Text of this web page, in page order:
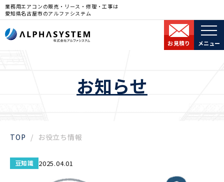
業務用エアコンの販売・リース・修理・工事は
愛知県名古屋市のアルファシステム
お見積り メニュー
お知らせ
TOP お役立ち情報
豆知識 2025.04.01